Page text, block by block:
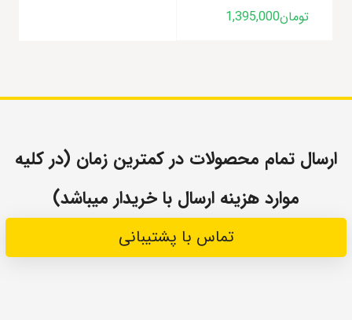
تومان1,395,000
ارسال تمام محصولات در کمترین زمان (در کلیه
موارد هزینه ارسال با خریدار میباشد)
تماس با پشتیبانی